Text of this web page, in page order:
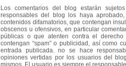
Los comentarios del blog estarán
responsables del blog los haya
contenidos difamatorios, que contengan
obscenos u ofensivos, en particular
públicas o que atenten contra el derecho
contengan “spam” o publicidad, así como
entrada publicada. no se hace
opiniones vertidas por los usuarios del
mismos. El usuario es siempre el